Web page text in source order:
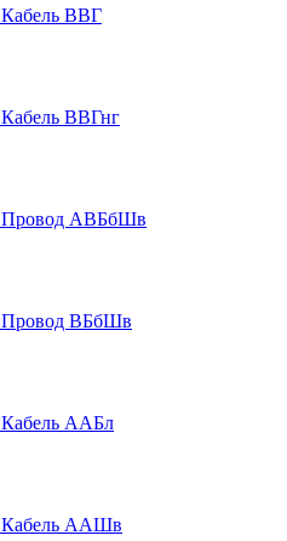
Кабель ВВГ
Кабель ВВГнг
Провод АВБбШв
Провод ВБбШв
Кабель ААБл
Кабель ААШв